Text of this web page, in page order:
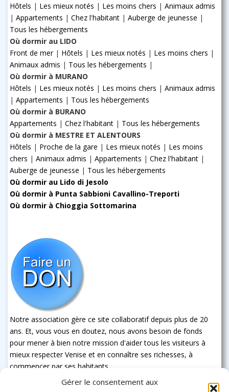
Gérer le consentement aux
Hôtels | Les mieux notés | Les moins chers | Animaux admis
| Appartements | Chez l'habitant | Auberge de jeunesse |
Tous les hébergements
Où dormir au LIDO
Front de mer| Hôtels | Les mieux notés | Les moins chers |
Animaux admis | Tous les hébergements |
Où dormir à MURANO
Hôtels | Les mieux notés | Les moins chers | Animaux admis
| Appartements | Tous les hébergements
Où dormir à BURANO
Appartements | Chez l'habitant | Tous les hébergements
Où dormir à MESTRE ET ALENTOURS
Hôtels | Proche de la gare | Les mieux notés | Les moins
chers | Animaux admis | Appartements | Chez l'habitant |
Auberge de jeunesse | Tous les hébergements
Où dormir au Lido di Jesolo
Où dormir à Punta Sabbioni Cavallino-Treporti
Où dormir à Chioggia Sottomarina
Notre association gère ce site collaboratif depuis plus de 20
ans. Et, vous vous en doutez, nous avons besoin de fonds
pour mener à bien notre mission d'aider tous les visiteurs à
mieux respecter Venise et en connaître ses richesses, à
commencer par ses habitants